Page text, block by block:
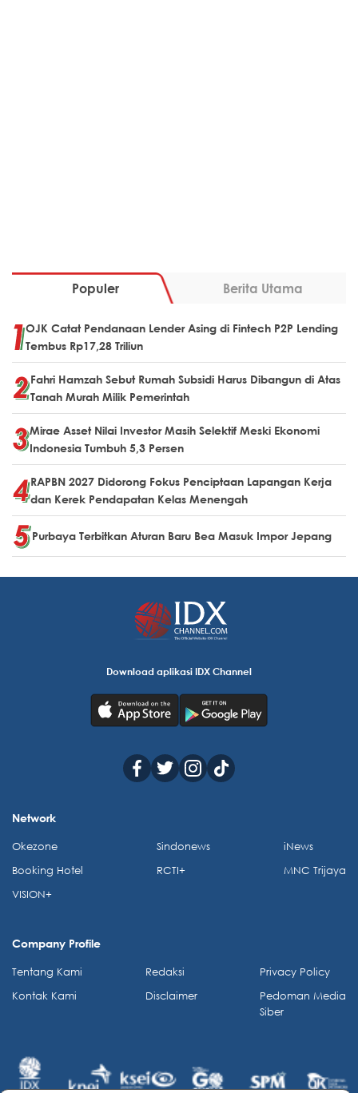
Populer Berita Utama
OJK Catat Pendanaan Lender Asing di Fintech P2P Lending
Tembus Rp17,28 Triliun
Fahri Hamzah Sebut Rumah Subsidi Harus Dibangun di Atas
Tanah Murah Milik Pemerintah
Mirae Asset Nilai Investor Masih Selektif Meski Ekonomi
Indonesia Tumbuh 5,3 Persen
RAPBN 2027 Didorong Fokus Penciptaan Lapangan Kerja
dan Kerek Pendapatan Kelas Menengah
Purbaya Terbitkan Aturan Baru Bea Masuk Impor Jepang
Download aplikasi IDX Channel
Network
Okezone
Booking Hotel
VISION+
Sindonews
RCTI+
iNews
MNC Trijaya
Company Profile
Tentang Kami
Kontak Kami
Redaksi
Disclaimer
Privacy Policy
Pedoman Media
Siber